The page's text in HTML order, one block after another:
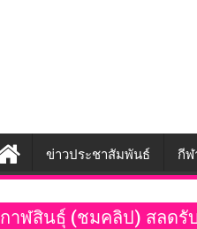
ข่าวประชาสัมพันธ์ กีฬ
กาฬสินธุ์ (ชมคลิป) สลดรั